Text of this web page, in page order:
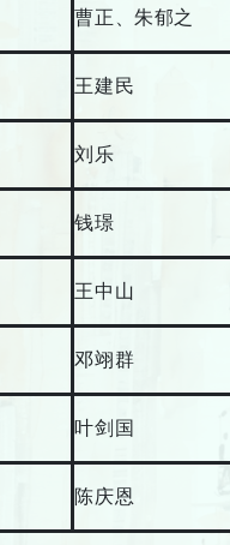
曹正、朱郁之
王建民
刘乐
钱璟
王中山
邓翊群
叶剑国
陈庆恩